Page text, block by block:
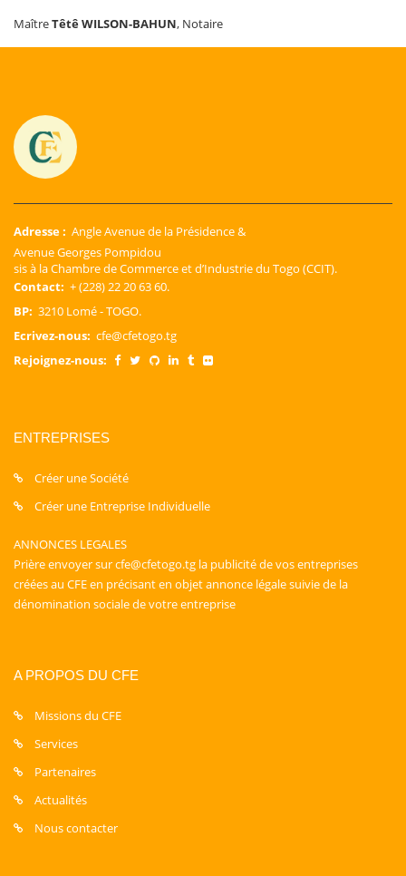
MaîtreTêtê WILSON-BAHUN, Notaire
Adresse : Angle Avenue de la Présidence &
Avenue Georges Pompidou
sis à la Chambre de Commerce et d’Industrie du Togo (CCIT).
Contact: + (228) 22 20 63 60.
BP: 3210 Lomé - TOGO.
Ecrivez-nous: cfe@cfetogo.tg
Rejoignez-nous:
ENTREPRISES
Créer une Société
Créer une Entreprise Individuelle
ANNONCES LEGALES
Prière envoyer sur cfe@cfetogo.tg la publicité de vos entreprises
créées au CFE en précisant en objet annonce légale suivie de la
dénomination sociale de votre entreprise
A PROPOS DU CFE
Missions du CFE
Services
Partenaires
Actualités
Nous contacter